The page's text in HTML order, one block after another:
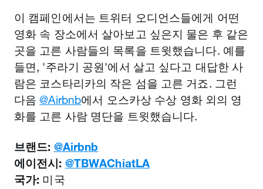
이 캠페인에서는 트위터 오디언스들에게 어떤
영화 속 장소에서 살아보고 싶은지 물은 후 같은
곳을 고른 사람들의 목록을 트윗했습니다. 예를
들면, '주라기 공원'에서 살고 싶다고 대답한 사
람은 코스타리카의 작은 섬을 고른 거죠. 그런
다음@Airbnb에서 오스카상 수상 영화 외의 영
화를 고른 사람 명단을 트윗했습니다.
브랜드: @Airbnb
에이전시: @TBWAChiatLA
국가: 미국